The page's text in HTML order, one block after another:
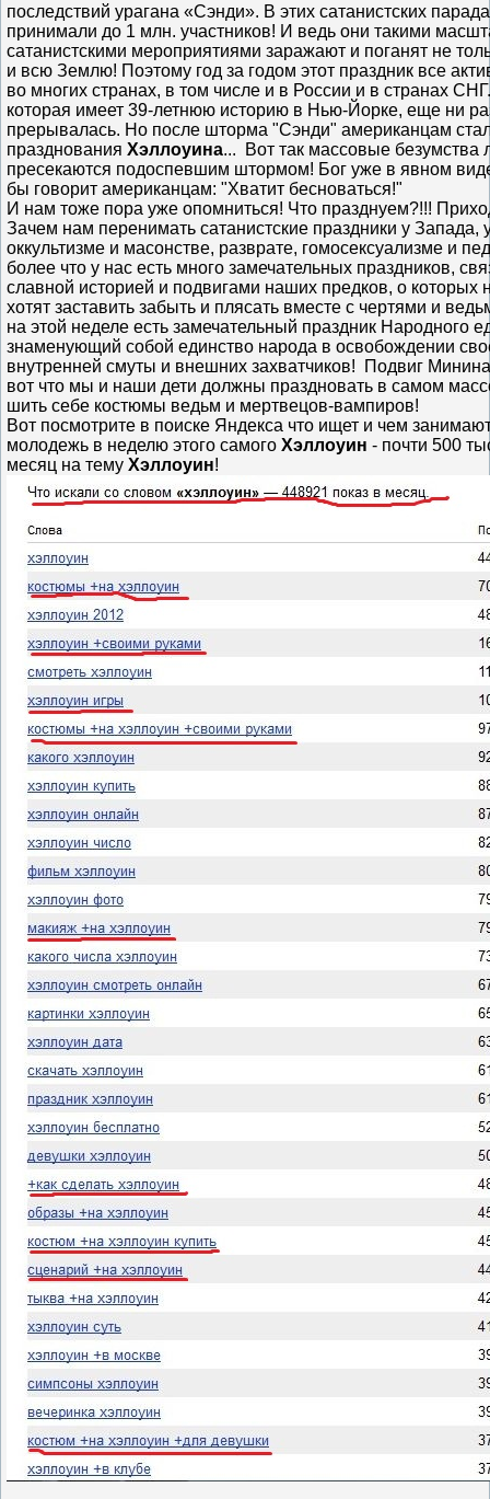
последствий урагана «Сэнди». В этих сатанистских
принимали до 1 млн. участников! И ведь они такими
сатанистскими мероприятиями заражают и поганят не
и всю Землю! Поэтому год за годом этот праздник все
во многих странах, в том числе и в России и в странах
которая имеет 39-летнюю историю в Нью-Йорке, еще ни
прерывалась. Но после шторма "Сэнди" американцам
празднования Хэллоуина...
Вот так массовые безумства
пресекаются подоспевшим штормом! Бог уже в явном
бы говорит американцам: "Хватит бесноваться!"
И нам тоже пора уже опомниться! Что празднуем?!!!
Зачем нам перенимать сатанистские праздники у Запада,
оккультизме и масонстве, разврате, гомосексуализме и
более что у нас есть много замечательных праздников,
славной историей и подвигами наших предков, о которых
хотят заставить забыть и плясать вместе с чертями и
на этой неделе есть замечательный праздник Народного
знаменующий собой единство народа в освобождении
внутренней смуты и внешних захватчиков! Подвиг
вот что мы и наши дети должны праздновать в самом
шить себе костюмы ведьм и мертвецов-вампиров!
Вот посмотрите в поиске Яндекса что ищет и чем
молодежь в неделю этого самого Хэллоуин - почти 500
месяц на тему Хэллоуин!